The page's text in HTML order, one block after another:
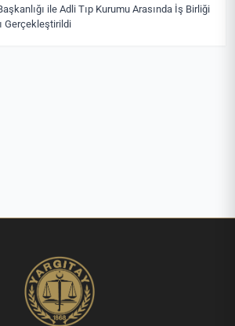
ile Adli Tıp Kurumu Arasında İş Birliği
Gerçekleştirildi